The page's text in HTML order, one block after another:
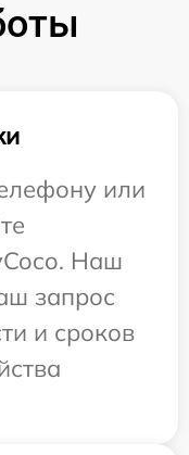
или
Наш
запрос
и сроков